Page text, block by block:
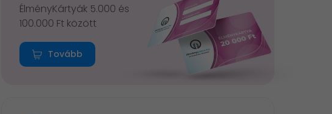
ÉlményKártyák 5.000 és
100.000 Ft között
Tovább